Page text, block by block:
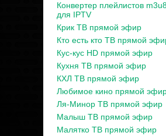
Конвертер плейлистов
для IPTV
Крик ТВ прямой эфир
Кто есть кто ТВ прямой
Кус-кус HD прямой эфир
Кухня ТВ прямой эфир
КХЛ ТВ прямой эфир
Любимое кино прямой
Ля-Минор ТВ прямой эфир
Малыш ТВ прямой эфир
Малятко ТВ прямой эфир